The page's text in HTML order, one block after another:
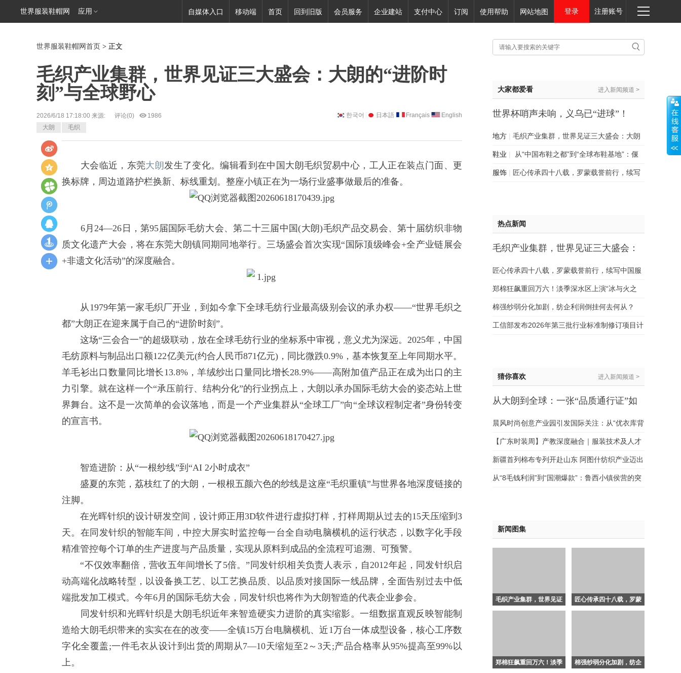
世界服装鞋帽网 应用 登录 注册账号
自媒体入口 移动端 首页 回到旧版 会员服务 企业建站 支付中心 订阅 使用帮助 网站地图
世界服装鞋帽网首页 > 正文
毛织产业集群，世界见证三大盛会：大朗的“进阶时
刻”与全球野心
2026/6/18 17:18:00 来源: 评论(0) 1986 한국어 日本語 Français
English
大朗
毛织
大会临近，东莞大朗发生了变化。编辑看到在中国大朗毛织贸易中心，工人正在装点门面、更
换标牌，周边道路护栏换新、标线重划。整座小镇正在为一场行业盛事做最后的准备。
6月24—26日，第95届国际毛纺大会、第二十三届中国(大朗)毛织产品交易会、第十届纺织非物
质文化遗产大会，将在东莞大朗镇同期同地举行。三场盛会首次实现“国际顶级峰会+全产业链展会
+非遗文化活动”的深度融合。
从1979年第一家毛织厂开业，到如今拿下全球毛纺行业最高级别会议的承办权——“世界毛织之
都”大朗正在迎来属于自己的“进阶时刻”。
这场“三会合一”的超级联动，放在全球毛纺行业的坐标系中审视，意义尤为深远。2025年，中国
毛纺原料与制品出口额122亿美元(约合人民币871亿元)，同比微跌0.9%，基本恢复至上年同期水平。
羊毛衫出口数量同比增长13.8%，羊绒纱出口量同比增长28.9%——高附加值产品正在成为出口的主
力引擎。就在这样一个“承压前行、结构分化”的行业拐点上，大朗以承办国际毛纺大会的姿态站上世
界舞台。这不是一次简单的会议落地，而是一个产业集群从“全球工厂”向“全球议程制定者”身份转变
的宣言书。
智造进阶：从“一根纱线”到“AI 2小时成衣”
盛夏的东莞，荔枝红了的大朗，一根根五颜六色的纱线是这座“毛织重镇”与世界各地深度链接的
注脚。
在光晖针织的设计研发空间，设计师正用3D软件进行虚拟打样，打样周期从过去的15天压缩到3
天。在同发针织的智能车间，中控大屏实时监控每一台全自动电脑横机的运行状态，以数字化手段
精准管控每个订单的生产进度与产品质量，实现从原料到成品的全流程可追溯、可预警。
“不仅效率翻倍，营收五年间增长了5倍。”同发针织相关负责人表示，自2012年起，同发针织启
动高端化战略转型，以设备换工艺、以工艺换品质、以品质对接国际一线品牌，全面告别过去中低
端批发加工模式。今年6月的国际毛纺大会，同发针织也将作为大朗智造的代表企业参会。
同发针织和光晖针织是大朗毛织近年来智造硬实力进阶的真实缩影。一组数据直观反映智能制
造给大朗毛织带来的实实在在的改变——全镇15万台电脑横机、近1万台一体成型设备，核心工序数
字化全覆盖;一件毛衣从设计到出货的周期从7—10天缩短至2～3天;产品合格率从95%提高至99%以
上。
大家都爱看 进入新闻频道 >
世界杯哨声未响，义乌已“进球”！
业革命
地方 | 毛织产业集群，世界见证三大盛会：大朗
的“进阶时刻”与全球野心
鞋业 | 从“中国布鞋之都”到“全球布鞋基地”：偃
师百亿布鞋产业的数据解码与趋势研判
服饰 | 匠心传承四十八载，罗蒙载誉前行，续写
热点新闻
毛织产业集群，世界见证三大盛会：
匠心传承四十八载，罗蒙载誉前行，续写中国服
装领军新篇章
郑棉狂飙重回万六！淡季深水区上演“冰与火之
歌”，纺企的苦日子熬到头了吗？
棉强纱弱分化加剧，纺企利润倒挂何去何从？
工信部发布2026年第三批行业标准制修订项目计
猜你喜欢 进入新闻频道 >
从大朗到全球：一张“品质通行证”如
晨风时尚创意产业园引发国际关注：从“优衣库背
后的超级工厂”到中国时尚“智造”的全球新样本
【广东时装周】产教深度融合｜服装技术及人才
培养实践分享交流会圆满举办
新疆首列棉布专列开赴山东 阿图什纺织产业迈出
疆外规模化运输新步伐
从“8毛钱利润”到“国潮爆款”：鲁西小镇侯营的突
新闻图集
毛织产业集群，世界见证
三大盛会：大朗的“进阶
匠心传承四十八载，罗蒙
载誉前行，续写中国服装
郑棉狂飙重回万六！淡季
棉强纱弱分化加剧，纺企